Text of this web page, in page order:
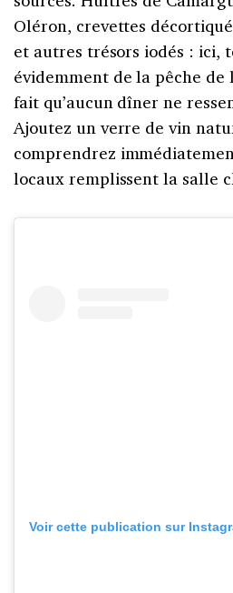
Oléron, crevettes
et autres trésors iodés : ici,
évidemment de la pêche de
fait qu’aucun dîner ne
Ajoutez un verre de vin
comprendrez
locaux remplissent la salle
Voir cette publication sur